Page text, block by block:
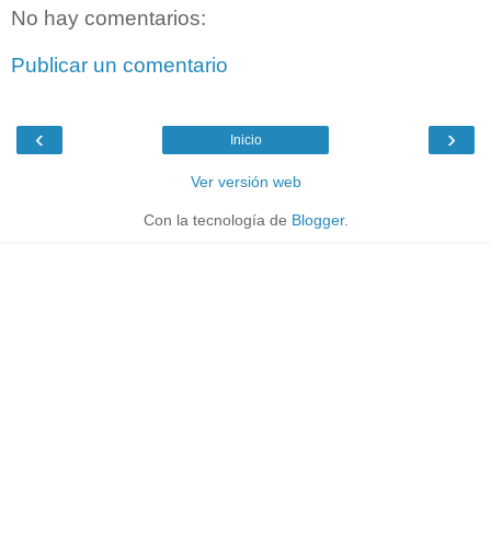
No hay comentarios:
Publicar un comentario
‹ ›
Inicio
Ver versión web
Con la tecnología de Blogger.